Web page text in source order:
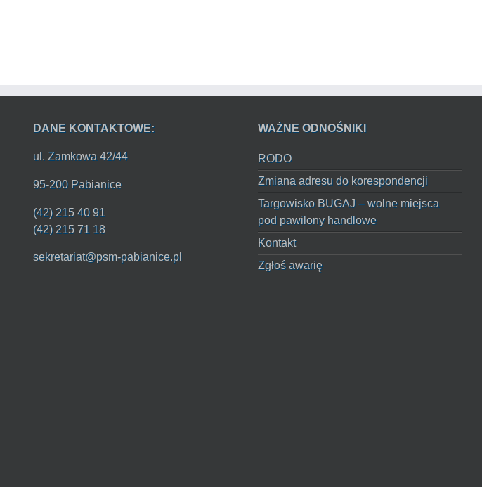
DANE KONTAKTOWE:
ul. Zamkowa 42/44
95-200 Pabianice
(42) 215 40 91
(42) 215 71 18
sekretariat@psm-pabianice.pl
WAŻNE ODNOŚNIKI
RODO
Zmiana adresu do korespondencji
Targowisko BUGAJ – wolne miejsca
pod pawilony handlowe
Kontakt
Zgłoś awarię